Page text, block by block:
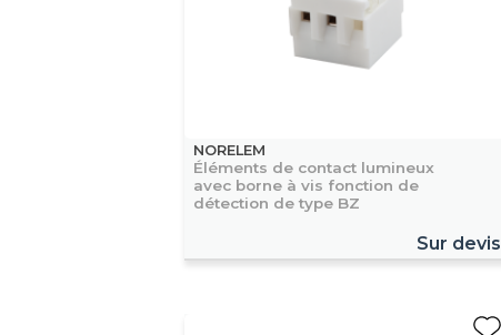
NORELEM
Éléments de contact lumineux
avec borne à vis fonction de
détection de type BZ
Sur devis